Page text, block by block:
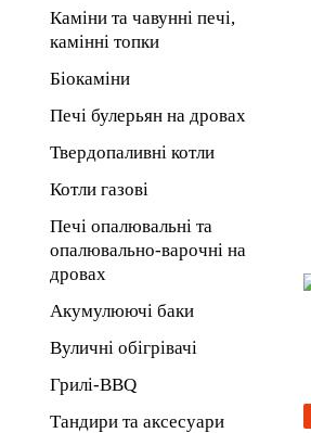
Каміни та чавунні печі,
камінні топки
Біокаміни
Печі булерьян на дровах
Твердопаливні котли
Котли газові
Печі опалювальні та
опалювально-варочні на
дровах
Акумулюючі баки
Вуличні обігрівачі
Грилі-BBQ
Тандири та аксесуари